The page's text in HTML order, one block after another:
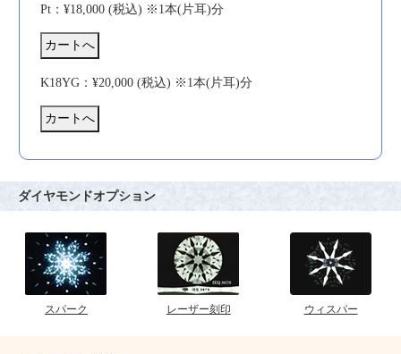
Pt：¥18,000 (税込) ※1本(片耳)分
K18YG：¥20,000 (税込) ※1本(片耳)分
ダイヤモンドオプション
スパーク レーザー刻印 ウィスパー